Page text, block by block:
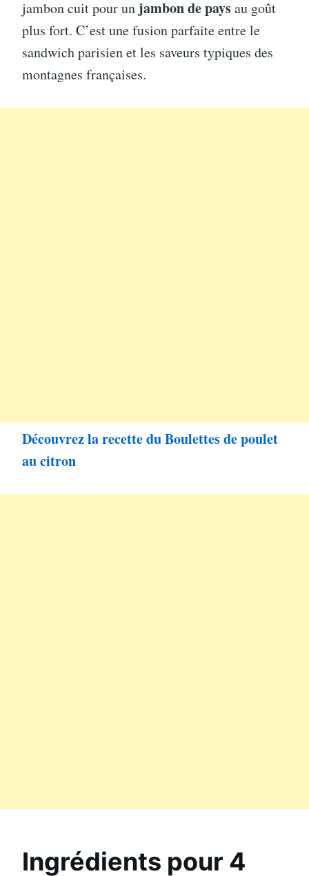
jambon cuit pour un jambon de paysau goût
plus fort. C’est une fusion parfaite entre le
sandwich parisien et les saveurs typiques des
montagnes françaises.
Découvrez la recette du Boulettes de poulet
au citron
Ingrédients pour 4